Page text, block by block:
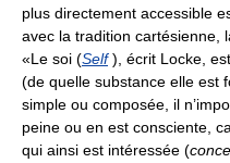
plus directement accessible
avec la tradition cartésienne,
«Le soi (Self), écrit Locke,
(de quelle substance elle est
simple ou composée, il
peine ou en est consciente,
qui ainsi est intéressée (